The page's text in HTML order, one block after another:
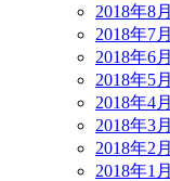
2018年8月
2018年7月
2018年6月
2018年5月
2018年4月
2018年3月
2018年2月
2018年1月